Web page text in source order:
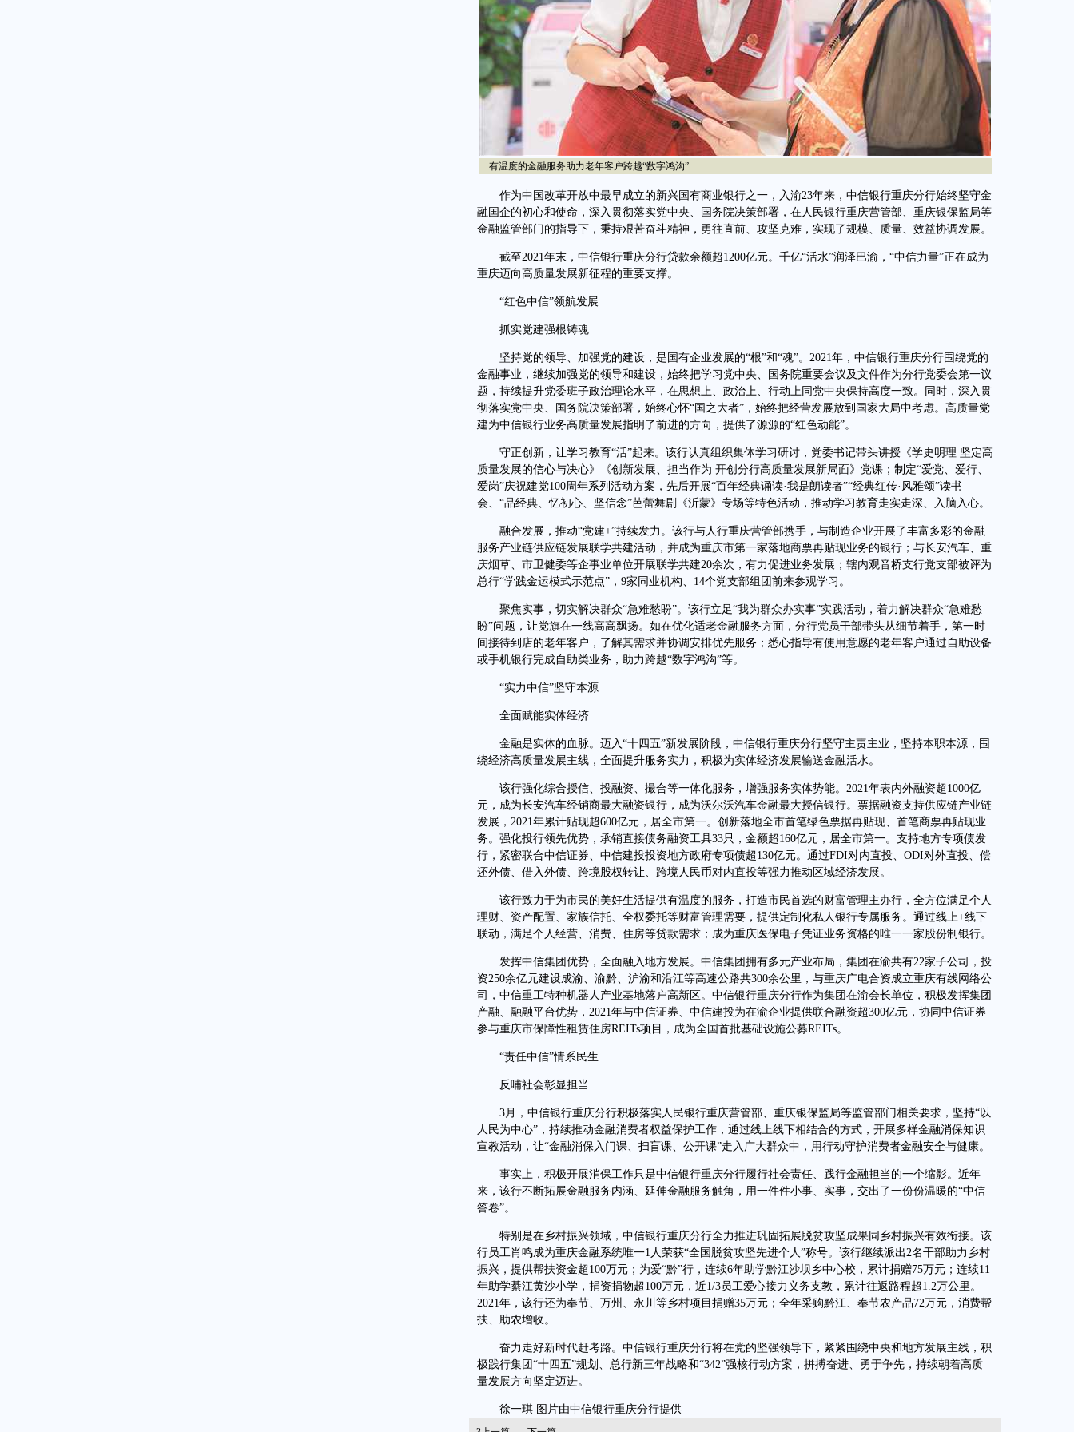
有温度的金融服务助力老年客户跨越“数字鸿沟”
作为中国改革开放中最早成立的新兴国有商业银行之一，入渝23年来，中信银行重庆分行始终坚守金
融国企的初心和使命，深入贯彻落实党中央、国务院决策部署，在人民银行重庆营管部、重庆银保监局等
金融监管部门的指导下，秉持艰苦奋斗精神，勇往直前、攻坚克难，实现了规模、质量、效益协调发展。
截至2021年末，中信银行重庆分行贷款余额超1200亿元。千亿“活水”润泽巴渝，“中信力量”正在成为
重庆迈向高质量发展新征程的重要支撑。
“红色中信”领航发展
抓实党建强根铸魂
坚持党的领导、加强党的建设，是国有企业发展的“根”和“魂”。2021年，中信银行重庆分行围绕党的
金融事业，继续加强党的领导和建设，始终把学习党中央、国务院重要会议及文件作为分行党委会第一议
题，持续提升党委班子政治理论水平，在思想上、政治上、行动上同党中央保持高度一致。同时，深入贯
彻落实党中央、国务院决策部署，始终心怀“国之大者”，始终把经营发展放到国家大局中考虑。高质量党
建为中信银行业务高质量发展指明了前进的方向，提供了源源的“红色动能”。
守正创新，让学习教育“活”起来。该行认真组织集体学习研讨，党委书记带头讲授《学史明理 坚定高
质量发展的信心与决心》《创新发展、担当作为 开创分行高质量发展新局面》党课；制定“爱党、爱行、
爱岗”庆祝建党100周年系列活动方案，先后开展“百年经典诵读·我是朗读者”“经典红传·风雅颂”读书
会、“品经典、忆初心、坚信念”芭蕾舞剧《沂蒙》专场等特色活动，推动学习教育走实走深、入脑入心。
融合发展，推动“党建+”持续发力。该行与人行重庆营管部携手，与制造企业开展了丰富多彩的金融
服务产业链供应链发展联学共建活动，并成为重庆市第一家落地商票再贴现业务的银行；与长安汽车、重
庆烟草、市卫健委等企事业单位开展联学共建20余次，有力促进业务发展；辖内观音桥支行党支部被评为
总行“学践金运模式示范点”，9家同业机构、14个党支部组团前来参观学习。
聚焦实事，切实解决群众“急难愁盼”。该行立足“我为群众办实事”实践活动，着力解决群众“急难愁
盼”问题，让党旗在一线高高飘扬。如在优化适老金融服务方面，分行党员干部带头从细节着手，第一时
间接待到店的老年客户，了解其需求并协调安排优先服务；悉心指导有使用意愿的老年客户通过自助设备
或手机银行完成自助类业务，助力跨越“数字鸿沟”等。
“实力中信”坚守本源
全面赋能实体经济
金融是实体的血脉。迈入“十四五”新发展阶段，中信银行重庆分行坚守主责主业，坚持本职本源，围
绕经济高质量发展主线，全面提升服务实力，积极为实体经济发展输送金融活水。
该行强化综合授信、投融资、撮合等一体化服务，增强服务实体势能。2021年表内外融资超1000亿
元，成为长安汽车经销商最大融资银行，成为沃尔沃汽车金融最大授信银行。票据融资支持供应链产业链
发展，2021年累计贴现超600亿元，居全市第一。创新落地全市首笔绿色票据再贴现、首笔商票再贴现业
务。强化投行领先优势，承销直接债务融资工具33只，金额超160亿元，居全市第一。支持地方专项债发
行，紧密联合中信证券、中信建投投资地方政府专项债超130亿元。通过FDI对内直投、ODI对外直投、偿
还外债、借入外债、跨境股权转让、跨境人民币对内直投等强力推动区域经济发展。
该行致力于为市民的美好生活提供有温度的服务，打造市民首选的财富管理主办行，全方位满足个人
理财、资产配置、家族信托、全权委托等财富管理需要，提供定制化私人银行专属服务。通过线上+线下
联动，满足个人经营、消费、住房等贷款需求；成为重庆医保电子凭证业务资格的唯一一家股份制银行。
发挥中信集团优势，全面融入地方发展。中信集团拥有多元产业布局，集团在渝共有22家子公司，投
资250余亿元建设成渝、渝黔、沪渝和沿江等高速公路共300余公里，与重庆广电合资成立重庆有线网络公
司，中信重工特种机器人产业基地落户高新区。中信银行重庆分行作为集团在渝会长单位，积极发挥集团
产融、融融平台优势，2021年与中信证券、中信建投为在渝企业提供联合融资超300亿元，协同中信证券
参与重庆市保障性租赁住房REITs项目，成为全国首批基础设施公募REITs。
“责任中信”情系民生
反哺社会彰显担当
3月，中信银行重庆分行积极落实人民银行重庆营管部、重庆银保监局等监管部门相关要求，坚持“以
人民为中心”，持续推动金融消费者权益保护工作，通过线上线下相结合的方式，开展多样金融消保知识
宣教活动，让“金融消保入门课、扫盲课、公开课”走入广大群众中，用行动守护消费者金融安全与健康。
事实上，积极开展消保工作只是中信银行重庆分行履行社会责任、践行金融担当的一个缩影。近年
来，该行不断拓展金融服务内涵、延伸金融服务触角，用一件件小事、实事，交出了一份份温暖的“中信
答卷”。
特别是在乡村振兴领域，中信银行重庆分行全力推进巩固拓展脱贫攻坚成果同乡村振兴有效衔接。该
行员工肖鸣成为重庆金融系统唯一1人荣获“全国脱贫攻坚先进个人”称号。该行继续派出2名干部助力乡村
振兴，提供帮扶资金超100万元；为爱“黔”行，连续6年助学黔江沙坝乡中心校，累计捐赠75万元；连续11
年助学綦江黄沙小学，捐资捐物超100万元，近1/3员工爱心接力义务支教，累计往返路程超1.2万公里。
2021年，该行还为奉节、万州、永川等乡村项目捐赠35万元；全年采购黔江、奉节农产品72万元，消费帮
扶、助农增收。
奋力走好新时代赶考路。中信银行重庆分行将在党的坚强领导下，紧紧围绕中央和地方发展主线，积
极践行集团“十四五”规划、总行新三年战略和“342”强核行动方案，拼搏奋进、勇于争先，持续朝着高质
量发展方向坚定迈进。
徐一琪 图片由中信银行重庆分行提供